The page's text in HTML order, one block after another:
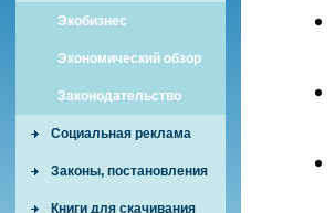
Экобизнес
Экономический обзор
Законодательство
Социальная реклама
Законы, постановления
Книги для скачивания